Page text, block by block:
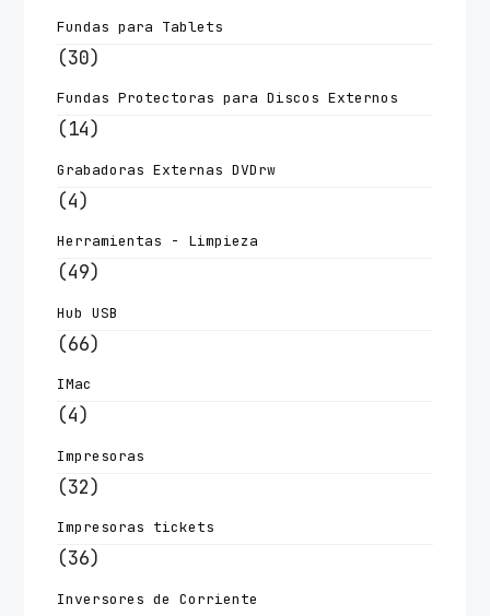
Fundas para Tablets
(30)
Fundas Protectoras para Discos Externos
(14)
Grabadoras Externas DVDrw
(4)
Herramientas - Limpieza
(49)
Hub USB
(66)
IMac
(4)
Impresoras
(32)
Impresoras tickets
(36)
Inversores de Corriente